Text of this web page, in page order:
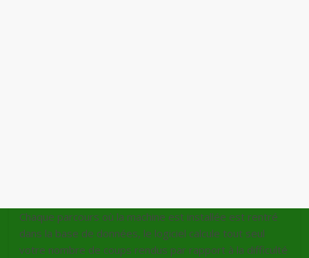
Chaque parcours où la machine est installée est rentré
dans la base de données, le logiciel calcule tout seul
votre nombre de coups rendus par rapport à la difficulté